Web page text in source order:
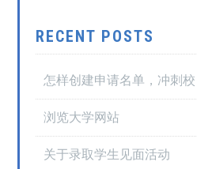
RECENT POSTS
怎样创建申请名单，冲刺
浏览大学网站
关于录取学生见面活动